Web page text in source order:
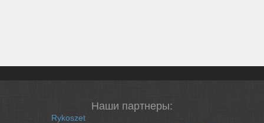
Наши партнеры:
Rykoszet